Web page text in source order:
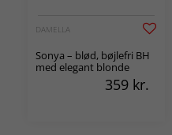
DAMELLA
Sonya – blød, bøjlefri BH
med elegant blonde
359 kr.